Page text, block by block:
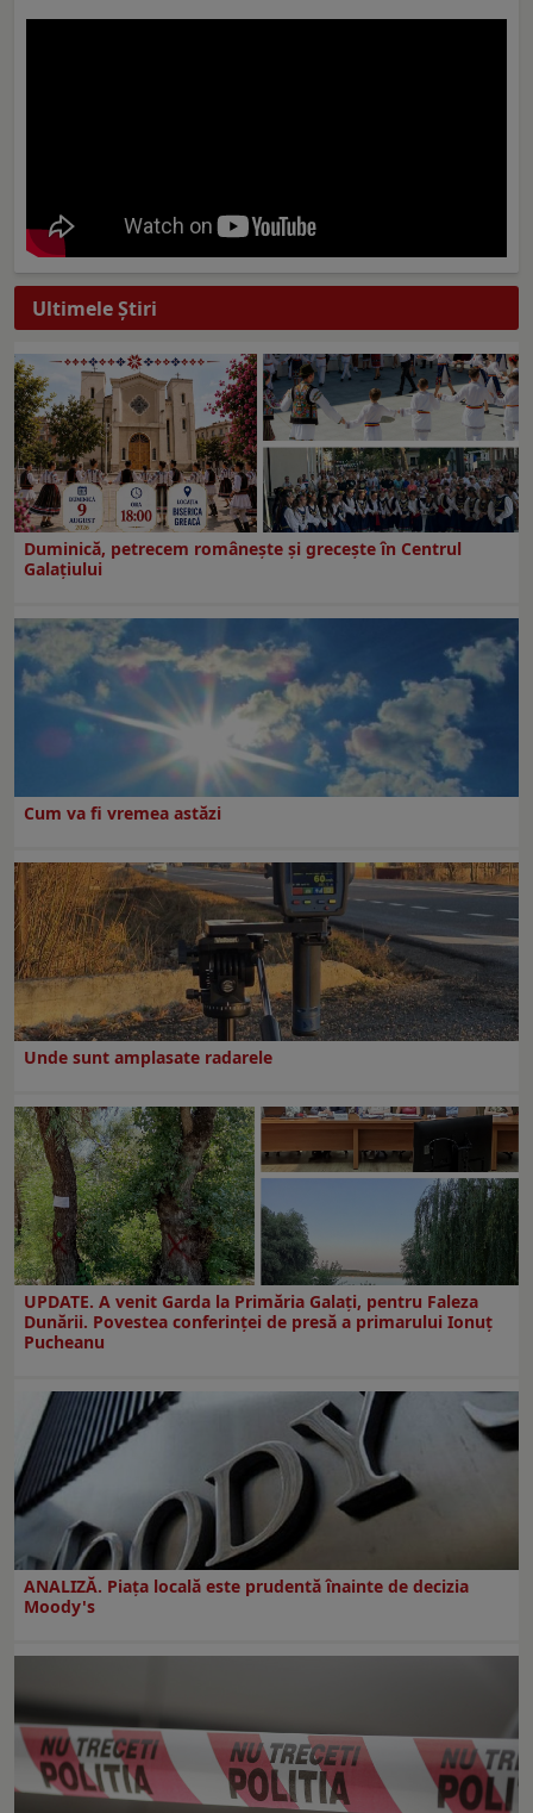
Ultimele Ştiri
Duminică, petrecem româneşte şi greceşte în Centrul
Galaţiului
Cum va fi vremea astăzi
Unde sunt amplasate radarele
UPDATE. A venit Garda la Primăria Galaţi, pentru Faleza
Dunării. Povestea conferinţei de presă a primarului Ionuţ
Pucheanu
ANALIZĂ. Piața locală este prudentă înainte de decizia
Moody's